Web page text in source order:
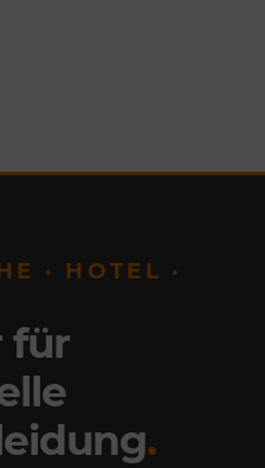
· HOTEL ·
für
.